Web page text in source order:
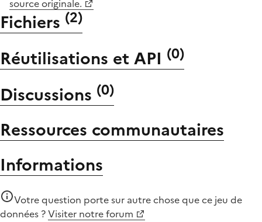
source originale.
Fichiers (2)
Réutilisations et API (0)
Discussions (0)
Ressources communautaires
Informations
Votre question porte sur autre chose quece jeu de
données ?Visiter notre forum